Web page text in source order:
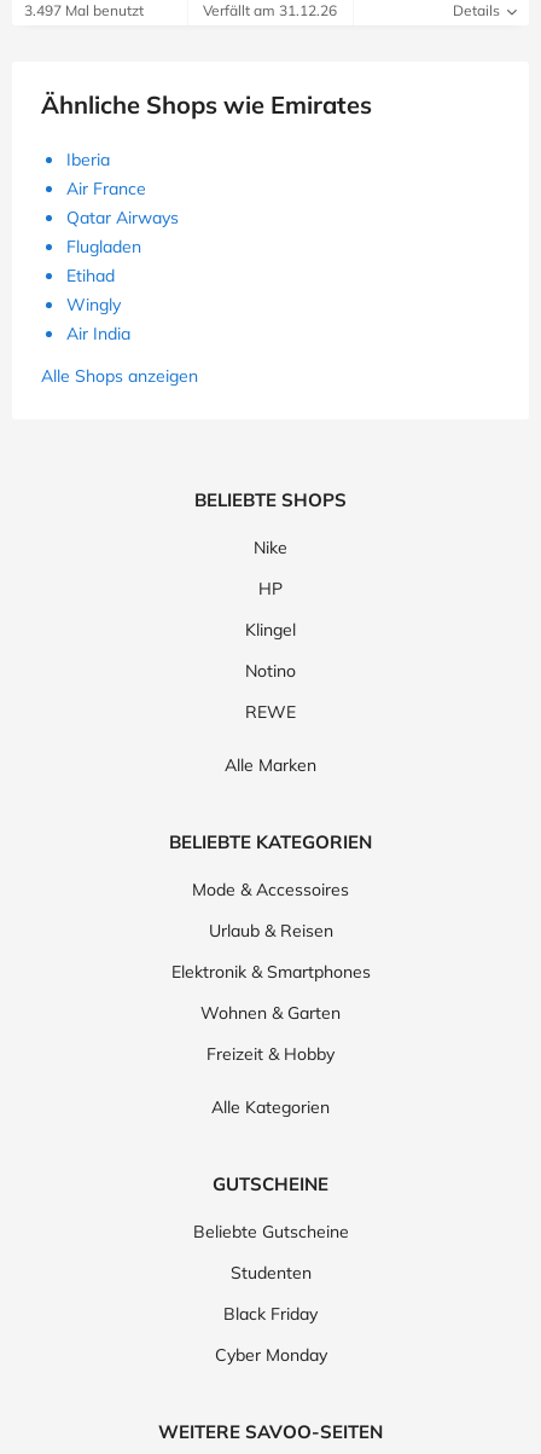
3.497 Mal benutzt Verfällt am 31.12.26 Details
Ähnliche Shops wie Emirates
Iberia
Air France
Qatar Airways
Flugladen
Etihad
Wingly
Air India
Alle Shops anzeigen
BELIEBTE SHOPS
Nike
HP
Klingel
Notino
REWE
Alle Marken
BELIEBTE KATEGORIEN
Mode & Accessoires
Urlaub & Reisen
Elektronik & Smartphones
Wohnen & Garten
Freizeit & Hobby
Alle Kategorien
GUTSCHEINE
Beliebte Gutscheine
Studenten
Black Friday
Cyber Monday
WEITERE SAVOO-SEITEN